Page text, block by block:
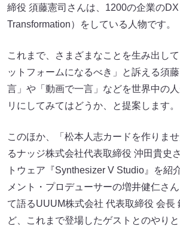
締役 須藤憲司さんは、1200の企業のDX
Transformation）をしている人物です。
これまで、さまざまなことを生み出し
ットフォームになるべき」と訴える須
言」や「動画で一言」などを世界中の
リにしてみてはどうか、と提案します。
このほか、「松本人志カードを作りま
るナッジ株式会社代表取締役 沖田貴史
トウェア『Synthesizer V Studio』を紹
メント・プロデューサーの増井健仁さ
て語るUUUM株式会社 代表取締役 会長
ど、これまで登場したゲストとのやり